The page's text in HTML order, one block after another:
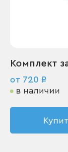
Комплект
от 720 ₽
в наличии